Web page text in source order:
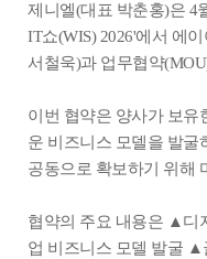
제니엘(대표 박춘홍)은 4
IT쇼(WIS) 2026'에서 에
서철욱)과 업무협약
이번 협약은 양사가 보유
운 비즈니스 모델을 발굴
공동으로 확보하기 위해
협약의 주요 내용은 ▲디
업 비즈니스 모델 발굴 ▲